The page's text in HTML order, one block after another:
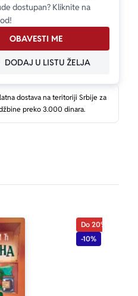
dostupan? Kliknite na
OBAVESTI ME
DODAJ U OMILJENE
DODAJ U LISTU ŽELJA
dostava na teritoriji Srbije za
preko 3.000 dinara.
Do 20%
-10%